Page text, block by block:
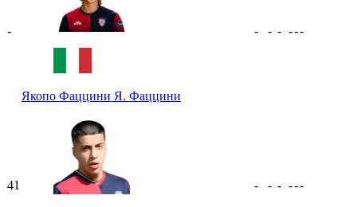
-
Якопо Фаццини Я. Фаццини
- - - ---
41 - - - ---